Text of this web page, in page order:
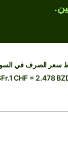
​​سعر الصرف في
CHF = 2.478